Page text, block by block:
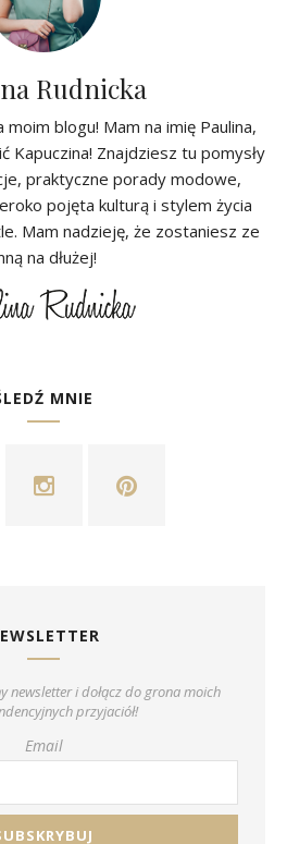
Rudnicka
blogu! Mam na imię Paulina,
Kapuczina! Znajdziesz tu pomysły
praktyczne porady modowe,
pojęta kulturą i stylem życia
Mam nadzieję, że zostaniesz ze
na dłużej!
MNIE
newsletter i dołącz do grona moich
przyjaciół!
Email